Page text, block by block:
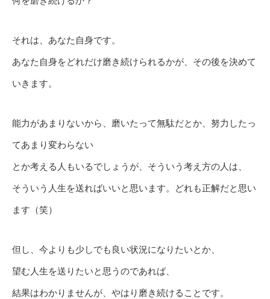
それは、あなた自身です。
あなた自身をどれだけ磨き続けられるかが、その後を決めて
いきます。
能力があまりないから、磨いたって無駄だとか、努力したっ
てあまり変わらない
とか考える人もいるでしょうが、そういう考え方の人は、
そういう人生を送ればいいと思います。どれも正解だと思い
ます（笑）
但し、今よりも少しでも良い状況になりたいとか、
望む人生を送りたいと思うのであれば、
結果はわかりませんが、やはり磨き続けることです。